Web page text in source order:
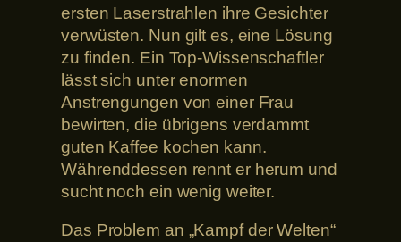
ersten Laserstrahlen ihre Gesichter
verwüsten. Nun gilt es, eine Lösung
zu finden. Ein Top-Wissenschaftler
lässt sich unter enormen
Anstrengungen von einer Frau
bewirten, die übrigens verdammt
guten Kaffee kochen kann.
Währenddessen rennt er herum und
sucht noch ein wenig weiter.
Das Problem an „Kampf der Welten“